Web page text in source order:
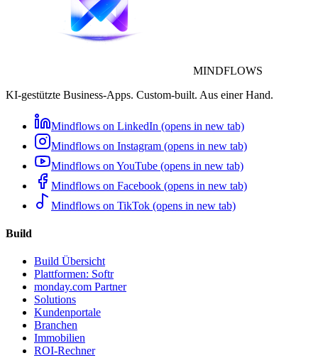
MINDFLOWS
KI-gestützte Business-Apps. Custom-built. Aus einer Hand.
Mindflows on LinkedIn (opens in new tab)
Mindflows on Instagram (opens in new tab)
Mindflows on YouTube (opens in new tab)
Mindflows on Facebook (opens in new tab)
Mindflows on TikTok (opens in new tab)
Build
Build Übersicht
Plattformen: Softr
monday.com Partner
Solutions
Kundenportale
Branchen
Immobilien
ROI-Rechner